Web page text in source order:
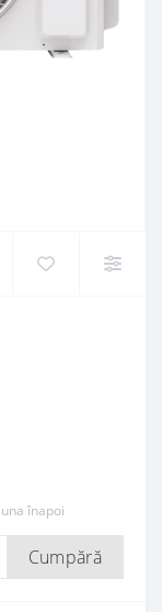
înapoi
Cumpără